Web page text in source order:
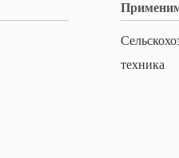
техника